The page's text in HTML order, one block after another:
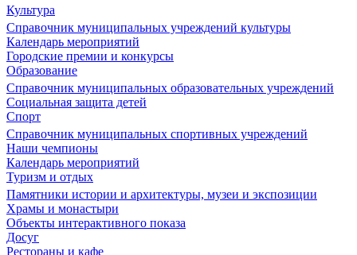
Культура
Справочник муниципальных учреждений культуры
Календарь мероприятий
Городские премии и конкурсы
Образование
Справочник муниципальных образовательных учреждений
Социальная защита детей
Спорт
Справочник муниципальных спортивных учреждений
Наши чемпионы
Календарь мероприятий
Туризм и отдых
Памятники истории и архитектуры, музеи и экспозиции
Храмы и монастыри
Объекты интерактивного показа
Досуг
Рестораны и кафе